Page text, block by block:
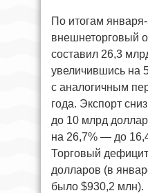
По итогам
внешнеторговый
составил 26,3
увеличившись на
с аналогичным
года. Экспорт
до 10 млрд
на 26,7% — до
Торговый
долларов (в
было $930,2 млн).